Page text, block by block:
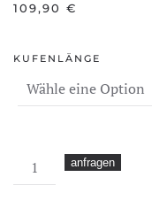
109,90 €
KUFENLÄNGE
Ultima
Mirage
anfragen